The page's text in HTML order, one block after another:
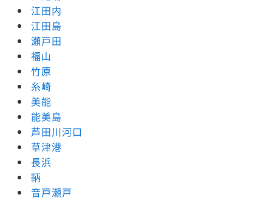
江田内
江田島
瀬戸田
福山
竹原
糸崎
美能
能美島
芦田川河口
草津港
長浜
鞆
音戸瀬戸